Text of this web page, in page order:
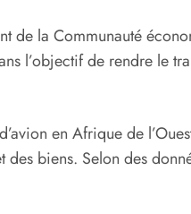
la Communauté
l’objectif de rendre le
en Afrique de
biens. Selon des